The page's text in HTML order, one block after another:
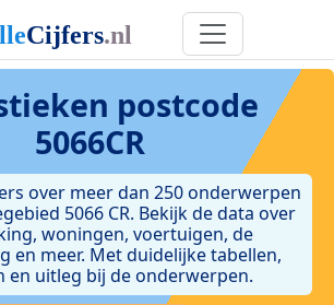
postcode
5066CR
over meer dan 250 onderwerpen
5066 CR. Bekijk de data over
woningen, voertuigen, de
en meer. Met duidelijke tabellen,
en uitleg bij de onderwerpen.